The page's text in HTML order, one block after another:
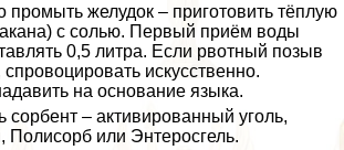
промыть желудок – приготовить тёплую
с солью. Первый приём воды
0,5 литра. Если рвотный позыв
спровоцировать искусственно.
на основание языка.
сорбент – активированный уголь,
или Энтеросгель.